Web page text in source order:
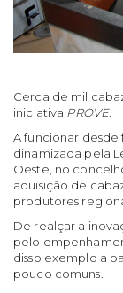
Cerca de mil
iniciativa PROVE.
A funcionar
dinamizada pela
Oeste, no
aquisição de
produtores
De realçar a
pelo
disso exemplo a
pouco comuns.